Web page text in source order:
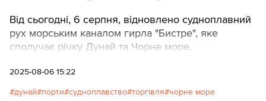
Від сьогодні, 6 серпня, відновлено судноплавний
рух морським каналом гирла "Бистре", яке
сполучає річку Дунай та Чорне море.
2025-08-06 15:22
дунай порти судноплавство торгівля чорне море